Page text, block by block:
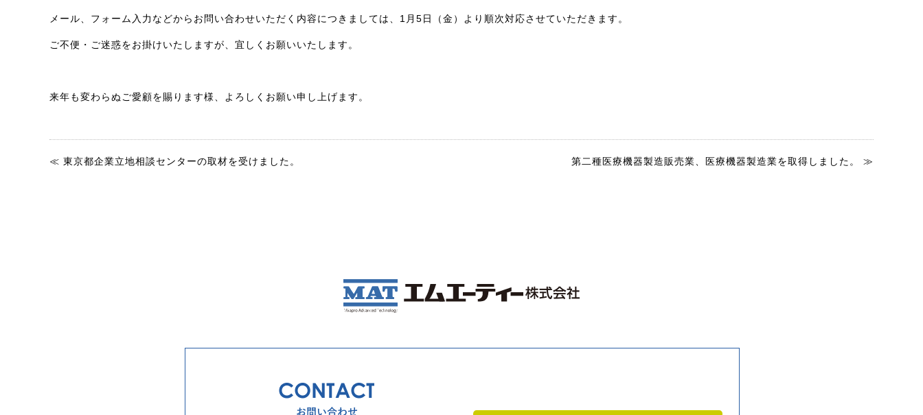
メール、フォーム入力などからお問い合わせいただく内容につきましては、1月5日（金）より順次対応させていただきます。
ご不便・ご迷惑をお掛けいたしますが、宜しくお願いいたします。
来年も変わらぬご愛顧を賜ります様、よろしくお願い申し上げます。
第二種医療機器製造販売業、医療機器製造業を取得しました。 ≫
≪ 東京都企業立地相談センターの取材を受けました。